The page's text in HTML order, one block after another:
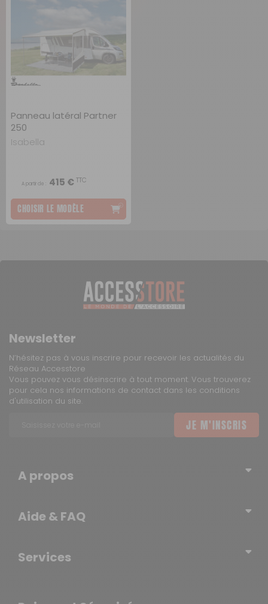
Panneau latéral Partner
250
Isabella
A partir de : 415 €TTC
CHOISIR LE MODÈLE
Newsletter
N’hésitez pas à vous inscrire pour recevoir les actualités du
Réseau Accesstore
Vous pouvez vous désinscrire à tout moment. Vous trouverez
pour cela nos informations de contact dans les conditions
d'utilisation du site.
JE M'INSCRIS
A propos
Blog – l’actualité du Réseau
Aide & FAQ
Newsletter
Politique de confidentialité
Services